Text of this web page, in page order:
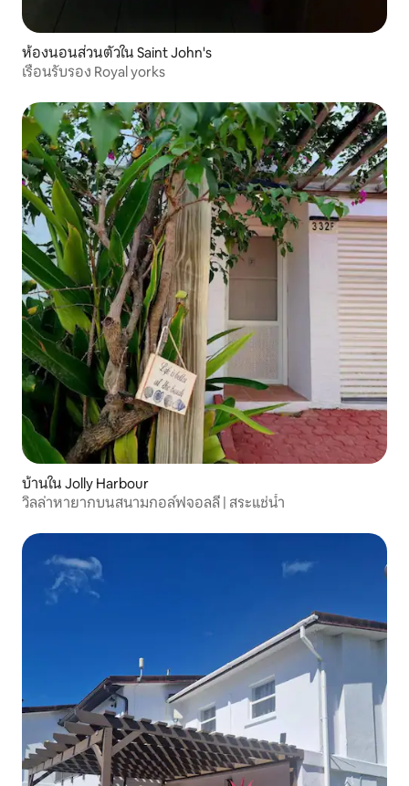
ห้องนอนส่วนตัวใน Saint John's
เรือนรับรอง Royal yorks
บ้านใน Jolly Harbour
วิลล่าหายากบนสนามกอล์ฟจอลลี่ | สระแช่น้ำ